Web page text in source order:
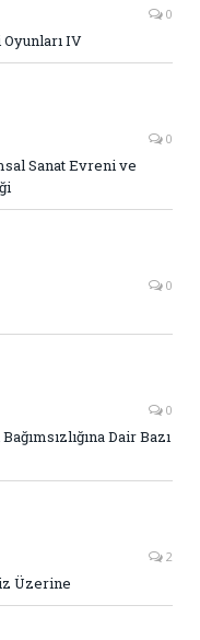
0
IV
0
Sanat Evreni ve
0
0
Dair Bazı
2
Üzerine